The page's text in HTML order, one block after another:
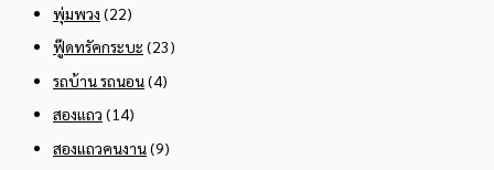
พุ่มพวง (22)
ฟู๊ดทรัคกระบะ (23)
รถบ้าน รถนอน(4)
สองแถว (14)
สองแถวคนงาน(9)